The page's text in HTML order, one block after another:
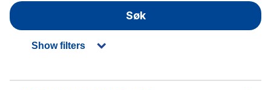
Søk
Show filters